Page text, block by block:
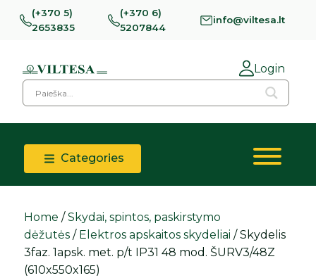
(+370 5)
2653835
(+370 6)
5207844
info@viltesa.lt
Login
Categories
Home /Skydai, spintos, paskirstymo
dėžutės / Elektros apskaitos skydeliai / Skydelis
3faz. 1apsk. met. p/t IP31 48 mod. ŠURV3/48Z
(610x550x165)